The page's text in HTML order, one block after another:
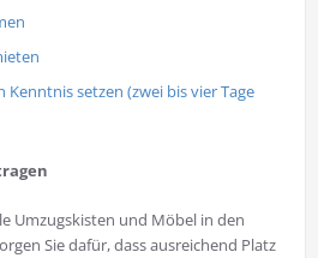
setzen (zwei bis vier Tage
Umzugskisten und Möbel in den
Sie dafür, dass ausreichend Platz